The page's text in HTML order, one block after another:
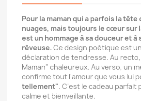
Pour la maman qui a parfois la tête
nuages, mais toujours le cœur sur
est un hommage à sa douceur et à
rêveuse. Ce design poétique est
déclaration de tendresse. Au
Maman" chaleureux. Au verso, un
confirme tout l'amour que vous lui
tellement". C'est le cadeau parfait
calme et bienveillante.